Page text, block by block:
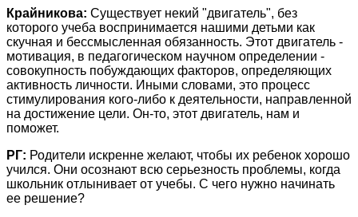
Крайникова: Существует некий "двигатель", без
которого учеба воспринимается нашими детьми как
скучная и бессмысленная обязанность. Этот двигатель -
мотивация, в педагогическом научном определении -
совокупность побуждающих факторов, определяющих
активность личности. Иными словами, это процесс
стимулирования кого-либо к деятельности, направленной
на достижение цели. Он-то, этот двигатель, нам и
поможет.
РГ: Родители искренне желают, чтобы их ребенок хорошо
учился. Они осознают всю серьезность проблемы, когда
школьник отлынивает от учебы. С чего нужно начинать
ее решение?